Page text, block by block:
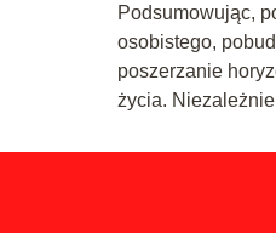
Podsumowując,
osobistego,
poszerzanie
życia.